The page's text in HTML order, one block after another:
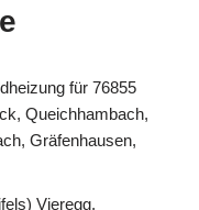
für 76855
Queichhambach,
Gräfenhausen,
Vieregg,